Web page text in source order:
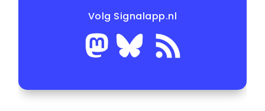
Volg Signalapp.nl